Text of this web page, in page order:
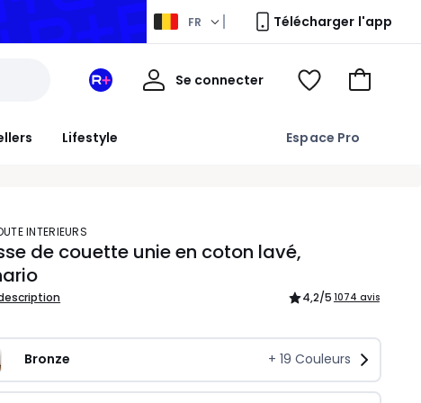
FR Télécharger l'app
Lifestyle Espace Pro
Mon
Redoute
Se connecter
Mon
Voir
Aller
INTERIEURS
de couette unie en coton lavé,
4,2/5 1074 avis
Bronze + 19 Couleurs